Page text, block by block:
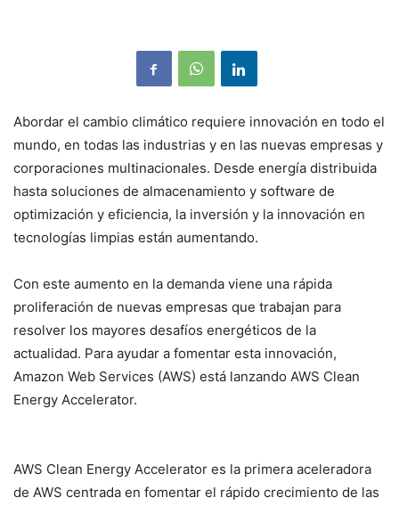
Abordar el cambio climático requiere innovación en todo el
mundo, en todas las industrias y en las nuevas empresas y
corporaciones multinacionales. Desde energía distribuida
hasta soluciones de almacenamiento y software de
optimización y eficiencia, la inversión y la innovación en
tecnologías limpias están aumentando.
Con este aumento en la demanda viene una rápida
proliferación de nuevas empresas que trabajan para
resolver los mayores desafíos energéticos de la
actualidad. Para ayudar a fomentar esta innovación,
Amazon Web Services (AWS) está lanzando AWS Clean
Energy Accelerator.
AWS Clean Energy Accelerator es la primera aceleradora
de AWS centrada en fomentar el rápido crecimiento de las